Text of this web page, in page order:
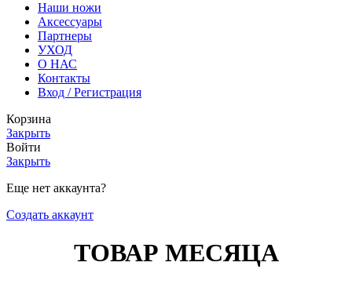
Наши ножи
Аксессуары
Партнеры
УХОД
О НАС
Контакты
Вход / Регистрация
Корзина
Закрыть
Войти
Закрыть
Еще нет аккаунта?
Создать аккаунт
ТОВАР МЕСЯЦА